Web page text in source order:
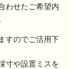
わせたご希望内
すのでご活用下
寸や設置ミスを